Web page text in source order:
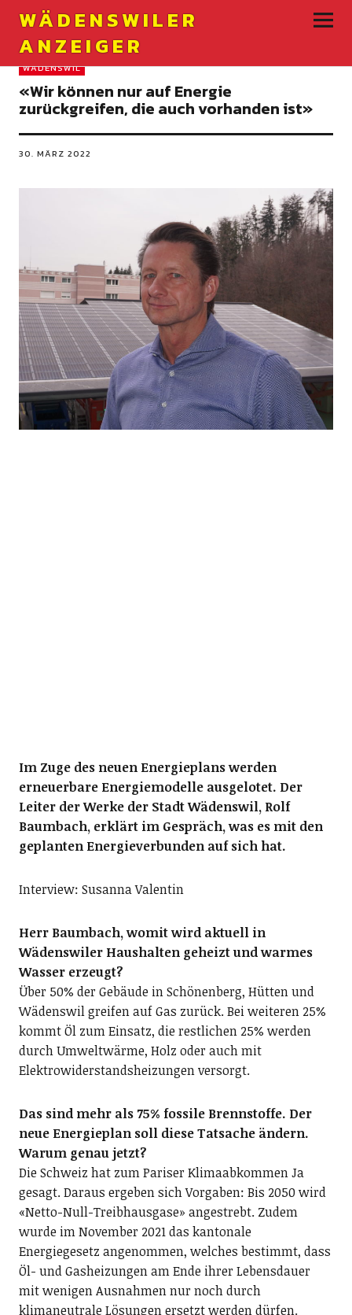
WÄDENSWILER
ANZEIGER
WÄDENSWIL
«Wir können nur auf Energie
zurückgreifen, die auch vorhanden ist»
30. MÄRZ 2022
Im Zuge des neuen Energieplans werden
erneuerbare Energiemodelle ausgelotet. Der
Leiter der Werke der Stadt Wädenswil, Rolf
Baumbach, erklärt im Gespräch, was es mit den
geplanten Energieverbunden auf sich hat.
Interview: Susanna Valentin
Herr Baumbach, womit wird aktuell in
Wädenswiler Haushalten geheizt und warmes
Wasser erzeugt?
Über 50% der Gebäude in Schönenberg, Hütten und
Wädenswil greifen auf Gas zurück. Bei weiteren 25%
kommt Öl zum Einsatz, die restlichen 25% werden
durch Umweltwärme, Holz oder auch mit
Elektrowiderstandsheizungen versorgt.
Das sind mehr als 75% fossile Brennstoffe. Der
neue Energieplan soll diese Tatsache ändern.
Warum genau jetzt?
Die Schweiz hat zum Pariser Klimaabkommen Ja
gesagt. Daraus ergeben sich Vorgaben: Bis 2050 wird
«Netto-Null-Treibhausgase» angestrebt. Zudem
wurde im November 2021 das kantonale
Energiegesetz angenommen, welches bestimmt, dass
Öl- und Gasheizungen am Ende ihrer Lebensdauer
mit wenigen Ausnahmen nur noch durch
klimaneutrale Lösungen ersetzt werden dürfen.